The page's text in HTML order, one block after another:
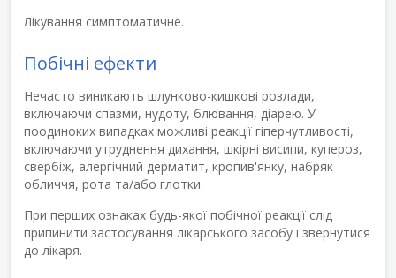
Лікування симптоматичне.
Побічні ефекти
Нечасто виникають шлунково-кишкові розлади,
включаючи спазми, нудоту, блювання, діарею. У
поодиноких випадках можливі реакції гіперчутливості,
включаючи утруднення дихання, шкірні висипи, купероз,
свербіж, алергічний дерматит, кропив'янку, набряк
обличчя, рота та/або глотки.
При перших ознаках будь-якої побічної реакції слід
припинити застосування лікарського засобу і звернутися
до лікаря.